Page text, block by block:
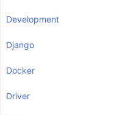
Development
Django
Docker
Driver